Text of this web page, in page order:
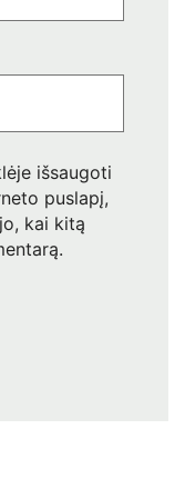
išsaugoti
puslapį,
kai kitą